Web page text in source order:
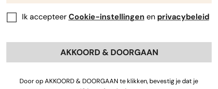
Ik accepteerCookie-instellingen en privacybeleid
AKKOORD & DOORGAAN
Door op AKKOORD & DOORGAAN te klikken, bevestig je dat je